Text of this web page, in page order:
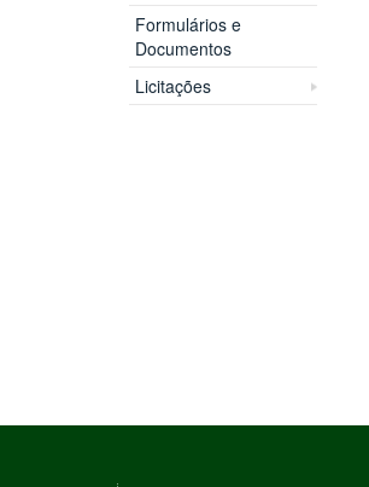
Formulários e
Documentos
Licitações